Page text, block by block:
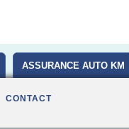
ASSURANCE AUTO KM
CONTACT